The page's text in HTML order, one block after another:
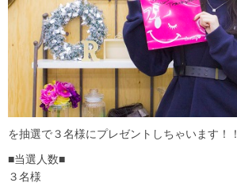
を抽選で３名様にプレゼントしちゃいます！！
■当選人数■
３名様